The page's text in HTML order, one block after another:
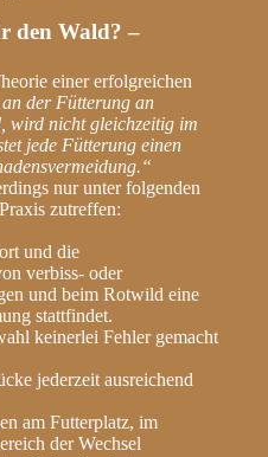
den Wald? –
einer erfolgreichen
an der Fütterung an
wird nicht gleichzeitig im
jede Fütterung einen
nur unter folgenden
zutreffen:
und die
verbiss- oder
und beim Rotwild eine
stattfindet.
keinerlei Fehler gemacht
jederzeit ausreichend
am Futterplatz, im
der Wechsel